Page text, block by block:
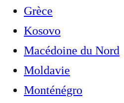
Grèce
Kosovo
Macédoine du Nord
Moldavie
Monténégro